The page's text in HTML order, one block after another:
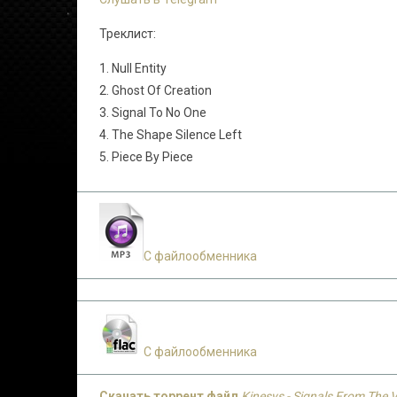
Треклист:
1. Null Entity
2. Ghost Of Creation
3. Signal To No One
4. The Shape Silence Left
5. Piece By Piece
С файлообменника
С файлообменника